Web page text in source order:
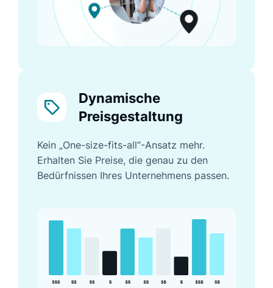
Dynamische
Preisgestaltung
Kein „One-size-fits-all“-Ansatz mehr.
Erhalten Sie Preise, die genau zu den
Bedürfnissen Ihres Unternehmens passen.